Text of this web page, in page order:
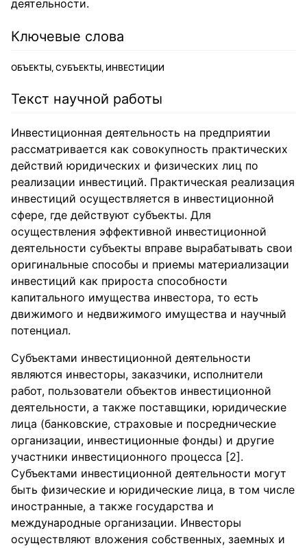
деятельности.
Ключевые слова
ОБЪЕКТЫ, СУБЪЕКТЫ, ИНВЕСТИЦИИ
Текст научной работы
Инвестиционная деятельность на предприятии
рассматривается как совокупность практических
действий юридических и физических лиц по
реализации инвестиций. Практическая реализация
инвестиций осуществляется в инвестиционной
сфере, где действуют субъекты. Для
осуществления эффективной инвестиционной
деятельности субъекты вправе вырабатывать свои
оригинальные способы и приемы материализации
инвестиций как прироста способности
капитального имущества инвестора, то есть
движимого и недвижимого имущества и научный
потенциал.
Субъектами инвестиционной деятельности
являются инвесторы, заказчики, исполнители
работ, пользователи объектов инвестиционной
деятельности, а также поставщики, юридические
лица (банковские, страховые и посреднические
организации, инвестиционные фонды) и другие
участники инвестиционного процесса [2].
Субъектами инвестиционной деятельности могут
быть физические и юридические лица, в том числе
иностранные, а также государства и
международные организации. Инвесторы
осуществляют вложения собственных, заемных и